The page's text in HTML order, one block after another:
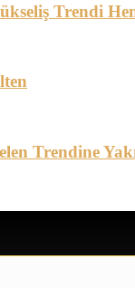
Trendi
Trendine